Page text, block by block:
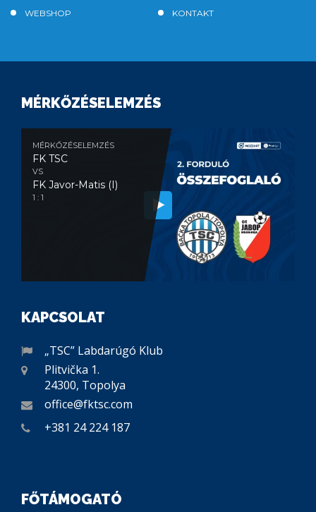
WEBSHOP
KONTAKT
MÉRKŐZÉSELEMZÉS
MÉRKŐZÉSELEMZÉS
FK TSC
VS
FK Javor-Matis (I)
1 : 1
KAPCSOLAT
„TSC” Labdarúgó Klub
Plitvička 1.
24300, Topolya
office@fktsc.com
+381 24 224 187
FŐTÁMOGATÓ